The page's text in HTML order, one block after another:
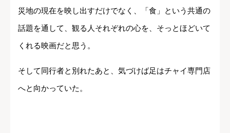
災地の現在を映し出すだけでなく、「食」という共通の
話題を通して、観る人それぞれの心を、そっとほどいて
くれる映画だと思う。
そして同行者と別れたあと、気づけば足はチャイ専門店
へと向かっていた。